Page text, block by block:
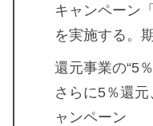
キャンペーン
を実施する。
還元事業の“5
さらに5％還
ャンペーン